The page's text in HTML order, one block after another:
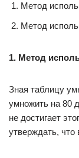
Метод
Метод
1. Метод
Зная таблицу
умножить на 80
не достигает
утверждать, что